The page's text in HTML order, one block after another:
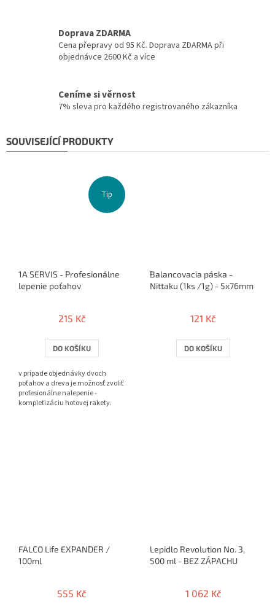
Doprava ZDARMA
Cena přepravy od 95 Kč. Doprava ZDARMA při
objednávce 2600 Kč a více
Ceníme si věrnost
7% sleva pro každého registrovaného zákazníka
SOUVISEJÍCÍ PRODUKTY
Tip
1A SERVIS - Profesionálne
lepenie poťahov
215 Kč
DO KOŠÍKU
v prípade objednávky dvoch
poťahov a dreva je možnosť zvoliť
profesionálne nalepenie -
kompletizáciu hotovej rakety.
Balancovacia páska -
Nittaku (1ks /1g) - 5x76mm
121 Kč
DO KOŠÍKU
FALCO Life EXPANDER /
100ml
555 Kč
Lepidlo Revolution No. 3,
500 ml - BEZ ZÁPACHU
1 062 Kč